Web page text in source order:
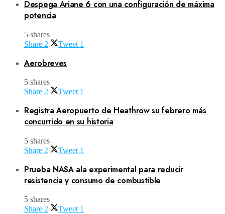
Despega Ariane 6 con una configuración de máxima
potencia
5 shares
Share 2 Tweet 1
Aerobreves
5 shares
Share 2 Tweet 1
Registra Aeropuerto de Heathrow su febrero más
concurrido en su historia
5 shares
Share 2 Tweet 1
Prueba NASA ala experimental para reducir
resistencia y consumo de combustible
5 shares
Share 2 Tweet 1